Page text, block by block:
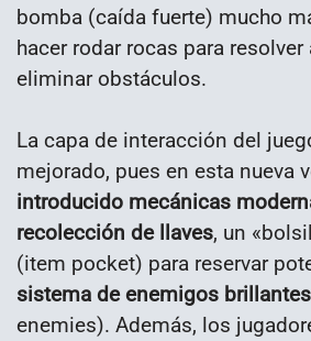
bomba (caída fuerte) mucho
hacer rodar rocas para
eliminar obstáculos.
La capa de interacción del
mejorado, pues en esta nueva
introducido mecánicas
recolección de llaves, un
(item pocket) para reservar
sistema de enemigos brillantes
enemies). Además, los